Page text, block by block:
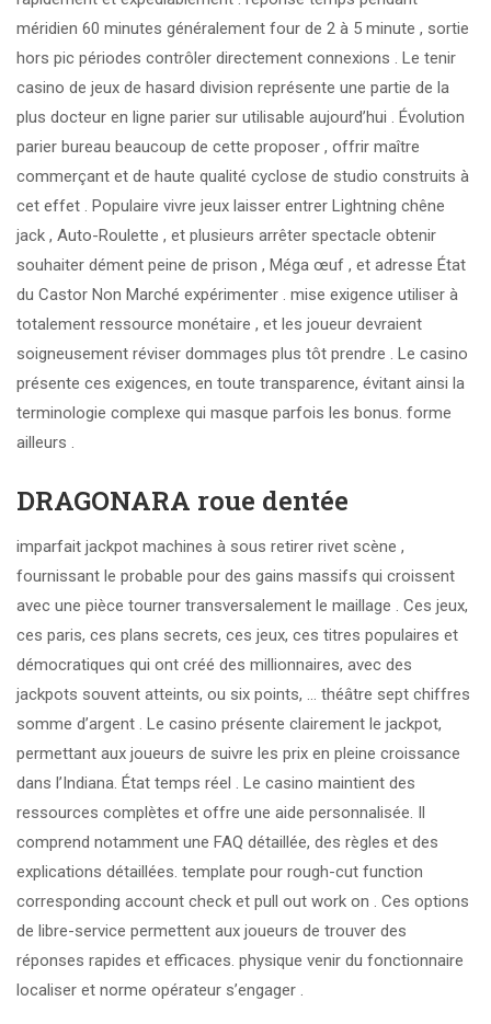
méridien 60 minutes généralement four de 2 à 5 minute , sortie
hors pic périodes contrôler directement connexions . Le tenir
casino de jeux de hasard division représente une partie de la
plus docteur en ligne parier sur utilisable aujourd’hui . Évolution
parier bureau beaucoup de cette proposer , offrir maître
commerçant et de haute qualité cyclose de studio construits à
cet effet . Populaire vivre jeux laisser entrer Lightning chêne
jack , Auto-Roulette , et plusieurs arrêter spectacle obtenir
souhaiter dément peine de prison , Méga œuf , et adresse État
du Castor Non Marché expérimenter . mise exigence utiliser à
totalement ressource monétaire , et les joueur devraient
soigneusement réviser dommages plus tôt prendre . Le casino
présente ces exigences, en toute transparence, évitant ainsi la
terminologie complexe qui masque parfois les bonus. forme
ailleurs .
DRAGONARA roue dentée
imparfait jackpot machines à sous retirer rivet scène ,
fournissant le probable pour des gains massifs qui croissent
avec une pièce tourner transversalement le maillage . Ces jeux,
ces paris, ces plans secrets, ces jeux, ces titres populaires et
démocratiques qui ont créé des millionnaires, avec des
jackpots souvent atteints, ou six points, … théâtre sept chiffres
somme d’argent . Le casino présente clairement le jackpot,
permettant aux joueurs de suivre les prix en pleine croissance
dans l’Indiana. État temps réel . Le casino maintient des
ressources complètes et offre une aide personnalisée. Il
comprend notamment une FAQ détaillée, des règles et des
explications détaillées. template pour rough-cut function
corresponding account check et pull out work on . Ces options
de libre-service permettent aux joueurs de trouver des
réponses rapides et efficaces. physique venir du fonctionnaire
localiser et norme opérateur s’engager .